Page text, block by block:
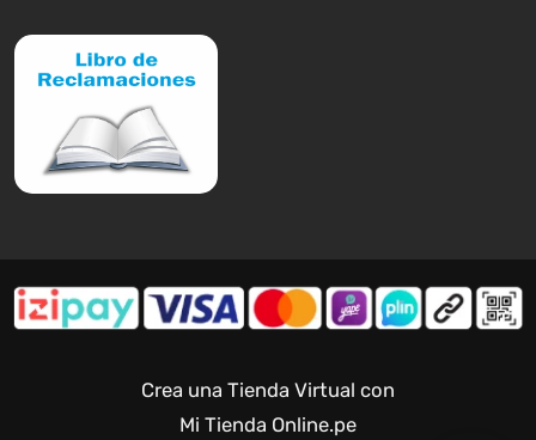
Crea una Tienda Virtual con
Mi Tienda Online.pe